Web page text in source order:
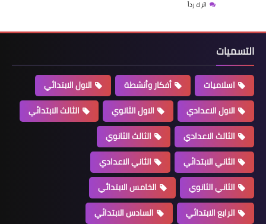
اترك رداً
التسميات
اسلاميات أفكار وأنشطة
الاول الابتدائي
الاول الاعدادي
الاول الثانوي
الثالث الابتدائي
الثالث الاعدادي
الثالث الثانوي
الثاني الابتدائي
الثاني الاعدادي
الثاني الثانوي
الخامس الابتدائي
الرابع الابتدائي
السادس الابتدائي